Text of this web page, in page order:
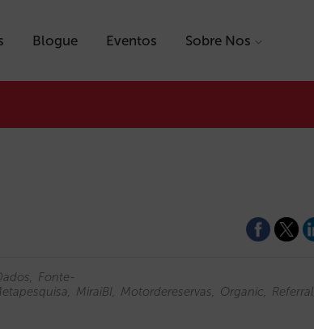
Blogue Eventos Sobre Nos
Fonte-
MiraiBI Motordereservas Organic Referral